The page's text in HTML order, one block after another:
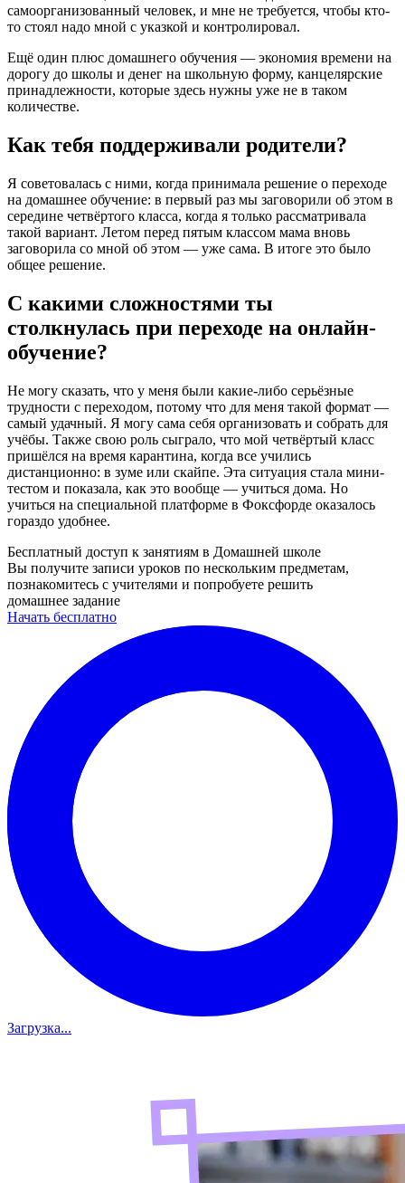
самоорганизованный человек, и мне не требуется, чтобы кто-
то стоял надо мной с указкой и контролировал.
Ещё один плюс домашнего обучения — экономия времени на
дорогу до школы и денег на школьную форму, канцелярские
принадлежности, которые здесь нужны уже не в таком
количестве.
Как тебя поддерживали родители?
Я советовалась с ними, когда принимала решение о переходе
на домашнее обучение: в первый раз мы заговорили об этом в
середине четвёртого класса, когда я только рассматривала
такой вариант. Летом перед пятым классом мама вновь
заговорила со мной об этом — уже сама. В итоге это было
общее решение.
С какими сложностями ты
столкнулась при переходе на онлайн-
обучение?
Не могу сказать, что у меня были какие-либо серьёзные
трудности с переходом, потому что для меня такой формат —
самый удачный. Я могу сама себя организовать и собрать для
учёбы. Также свою роль сыграло, что мой четвёртый класс
пришёлся на время карантина, когда все учились
дистанционно: в зуме или скайпе. Эта ситуация стала мини-
тестом и показала, как это вообще — учиться дома. Но
учиться на специальной платформе в Фоксфорде оказалось
гораздо удобнее.
Бесплатный доступ к занятиям в Домашней школе
Вы получите записи уроков по нескольким предметам,
познакомитесь с учителями и попробуете решить
домашнее задание
Начать бесплатно
Загрузка...